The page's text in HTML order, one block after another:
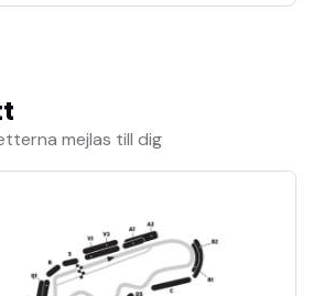
mejlas till dig